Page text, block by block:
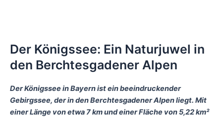
Der Königssee: Ein Naturjuwel in
den Berchtesgadener Alpen
Der Königssee in Bayern ist ein beeindruckender
Gebirgssee, der in den Berchtesgadener Alpen liegt. Mit
einer Länge von etwa 7 km und einer Fläche von 5,22 km²